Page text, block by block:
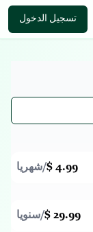
تسجيل الدخول
4.99 $
/شهريا
29.99 $
/سنويا